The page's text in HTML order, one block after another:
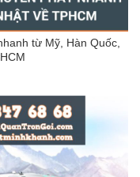
từ Mỹ, Hàn Quốc,